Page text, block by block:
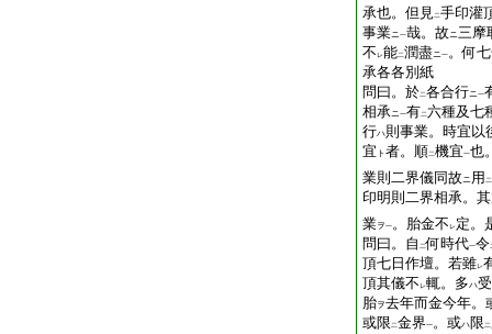
承也。但見二手印灌
事業ニ一哉。故ニ三摩
不 レ能二潤盡ニ一。何
承各各別紙
問曰。於二各合行ニ一
相承ニ一有二六種及七
行ハ則事業。時宜以
宜 ト 者。順二機宜一也
業則二界儀同故ニ用 二
印明則二界相承。
業ヲ一。胎金不 レ定。
問曰。自 二何時代一令
頂七日作壇。若雖レ
頂其儀不 レ輒。多ハ受
胎ヲ去年而金今年。
或限 二金界一。或ハ限 二